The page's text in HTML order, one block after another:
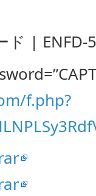
| ENFD-
f.php?